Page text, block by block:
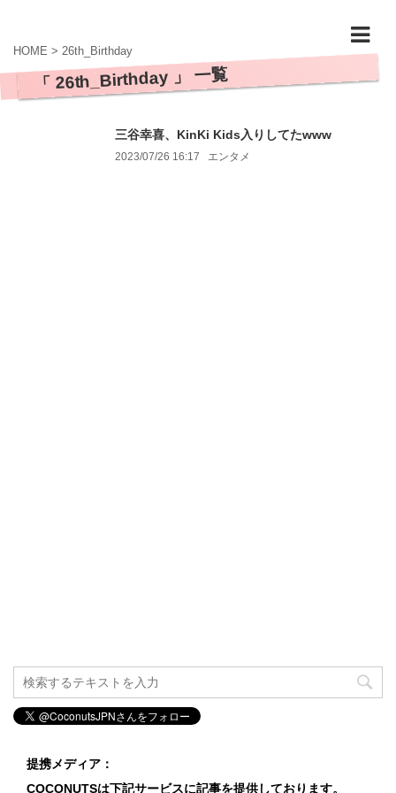
HOME > 26th_Birthday
「 26th_Birthday 」 一覧
三谷幸喜、KinKi Kids入りしてたwww
2023/07/26 16:17 エンタメ
提携メディア：
COCONUTSは下記サービスに記事を提供しております。